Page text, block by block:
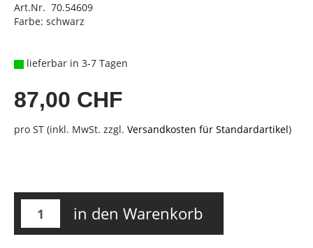
Art.Nr. 70.54609
Farbe: schwarz
lieferbar in 3-7 Tagen
87,00 CHF
pro ST (inkl. MwSt. zzgl. Versandkosten für Standardartikel)
in den Warenkorb